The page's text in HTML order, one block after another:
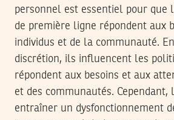
personnel est essentiel pour que
de première ligne répondent aux
individus et de la communauté.
discrétion, ils influencent les
répondent aux besoins et aux
et des communautés. Cependant,
entraîner un dysfonctionnement